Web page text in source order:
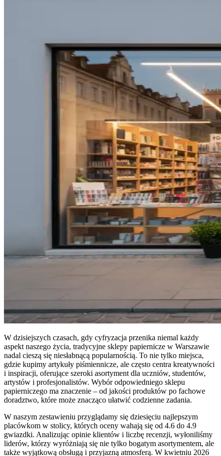
W dzisiejszych czasach, gdy cyfryzacja przenika niemal każdy
aspekt naszego życia, tradycyjne sklepy papiernicze w Warszawie
nadal cieszą się niesłabnącą popularnością. To nie tylko miejsca,
gdzie kupimy artykuły piśmiennicze, ale często centra kreatywności
i inspiracji, oferujące szeroki asortyment dla uczniów, studentów,
artystów i profesjonalistów. Wybór odpowiedniego sklepu
papierniczego ma znaczenie – od jakości produktów po fachowe
doradztwo, które może znacząco ułatwić codzienne zadania.
W naszym zestawieniu przyglądamy się dziesięciu najlepszym
placówkom w stolicy, których oceny wahają się od 4.6 do 4.9
gwiazdki. Analizując opinie klientów i liczbę recenzji, wyłoniliśmy
liderów, którzy wyróżniają się nie tylko bogatym asortymentem, ale
także wyjątkową obsługą i przyjazną atmosferą. W kwietniu 2026